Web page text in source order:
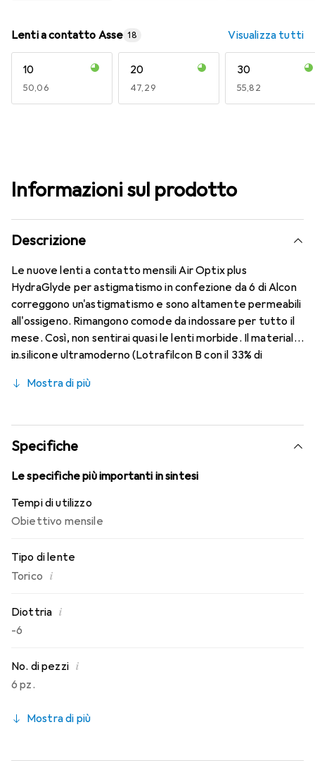
Lenti a contatto Asse 18 Visualizza tutti
10
EUR
50,06
20
EUR
47,29
30
EUR
55,82
Informazioni sul prodotto
Descrizione
Le nuove lenti a contatto mensili Air Optix plus
HydraGlyde per astigmatismo in confezione da 6 di Alcon
correggono un'astigmatismo e sono altamente permeabili
all'ossigeno. Rimangono comode da indossare per tutto il
mese. Così, non sentirai quasi le lenti morbide. Il materiale
in silicone ultramoderno (Lotrafilcon B con il 33% di
HydraGlyde Moisture Matrix e la nota tecnologia
indossabilità che conosci. Un comfort duraturo e senza
interruzioni per tutto il giorno con le lenti mensili.
Mostra di più
Specifiche
Le specifiche più importanti in sintesi
Tempi di utilizzo
Obiettivo mensile
Tipo di lente
Torico i
Diottria i
-6
No. di pezzi i
6 pz.
Mostra di più